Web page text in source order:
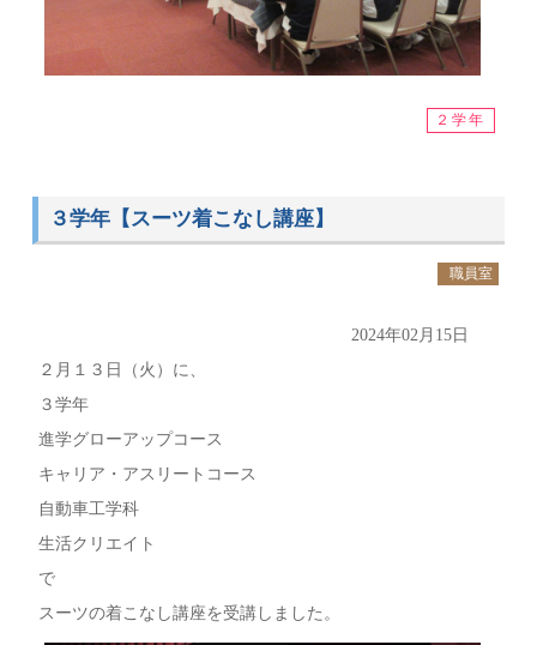
２学年
３学年【スーツ着こなし講座】
職員室
2024年02月15日
２月１３日（火）に、
３学年
進学グローアップコース
キャリア・アスリートコース
自動車工学科
生活クリエイト
で
スーツの着こなし講座を受講しました。